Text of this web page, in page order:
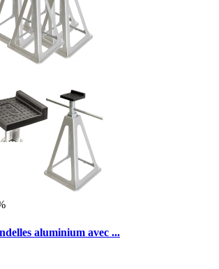
aluminium avec ...